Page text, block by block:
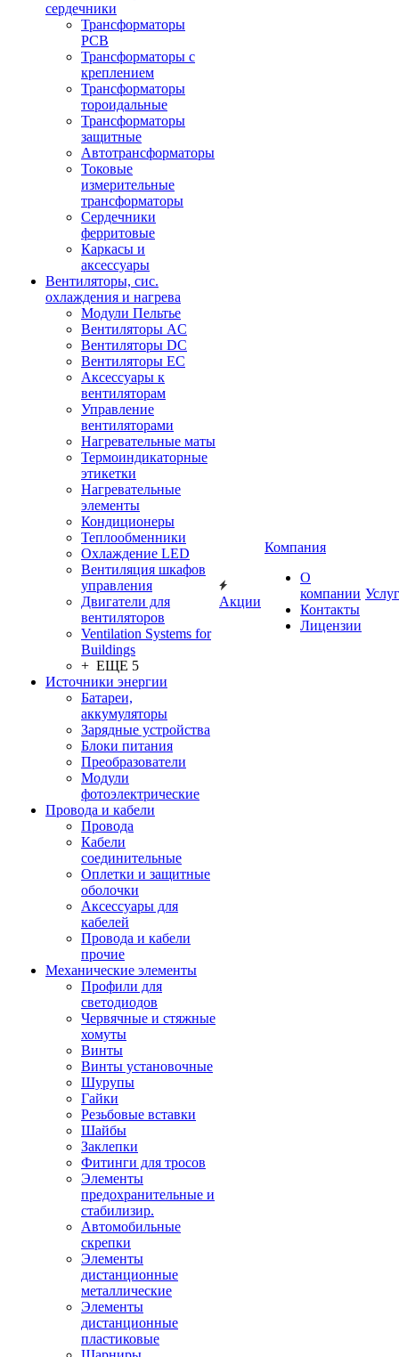
сердечники
Трансформаторы
PCB
Трансформаторы с
креплением
Трансформаторы
тороидальные
Трансформаторы
защитные
Автотрансформаторы
Токовые
измерительные
трансформаторы
Сердечники
ферритовые
Каркасы и
аксессуары
Вентиляторы, сис.
охлаждения и нагрева
Модули Пельтье
Вентиляторы AC
Вентиляторы DC
Вентиляторы EC
Аксессуары к
вентиляторам
Управление
вентиляторами
Нагревательные маты
Термоиндикаторные
этикетки
Нагревательные
элементы
Кондиционеры
Теплообменники
Охлаждение LED
Вентиляция шкафов
управления
Двигатели для
вентиляторов
Ventilation Systems for
Buildings
+ ЕЩЕ 5
Источники энергии
Батареи,
аккумуляторы
Зарядные устройства
Блоки питания
Преобразователи
Модули
фотоэлектрические
Провода и кабели
Провода
Кабели
соединительные
Оплетки и защитные
оболочки
Аксессуары для
кабелей
Провода и кабели
прочие
Механические элементы
Профили для
светодиодов
Червячные и стяжные
хомуты
Винты
Винты установочные
Шурупы
Гайки
Резьбовые вставки
Шайбы
Заклепки
Фитинги для тросов
Элементы
предохранительные и
стабилизир.
Автомобильные
скрепки
Элементы
дистанционные
металлические
Элементы
дистанционные
пластиковые
Акции
Компания
О
компании
Контакты
Лицензии